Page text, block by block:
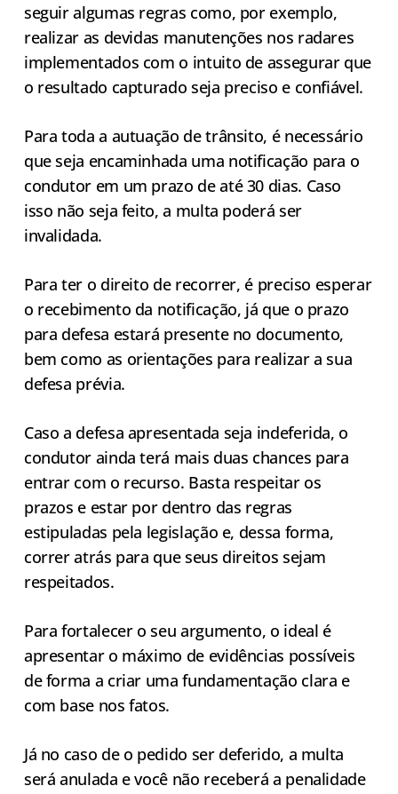
seguir algumas regras como, por exemplo,
realizar as devidas manutenções nos radares
implementados com o intuito de assegurar que
o resultado capturado seja preciso e confiável.
Para toda a autuação de trânsito, é necessário
que seja encaminhada uma notificação para o
condutor em um prazo de até 30 dias. Caso
isso não seja feito, a multa poderá ser
invalidada.
Para ter o direito de recorrer, é preciso esperar
o recebimento da notificação, já que o prazo
para defesa estará presente no documento,
bem como as orientações para realizar a sua
defesa prévia.
Caso a defesa apresentada seja indeferida, o
condutor ainda terá mais duas chances para
entrar com o recurso. Basta respeitar os
prazos e estar por dentro das regras
estipuladas pela legislação e, dessa forma,
correr atrás para que seus direitos sejam
respeitados.
Para fortalecer o seu argumento, o ideal é
apresentar o máximo de evidências possíveis
de forma a criar uma fundamentação clara e
com base nos fatos.
Já no caso de o pedido ser deferido, a multa
será anulada e você não receberá a penalidade